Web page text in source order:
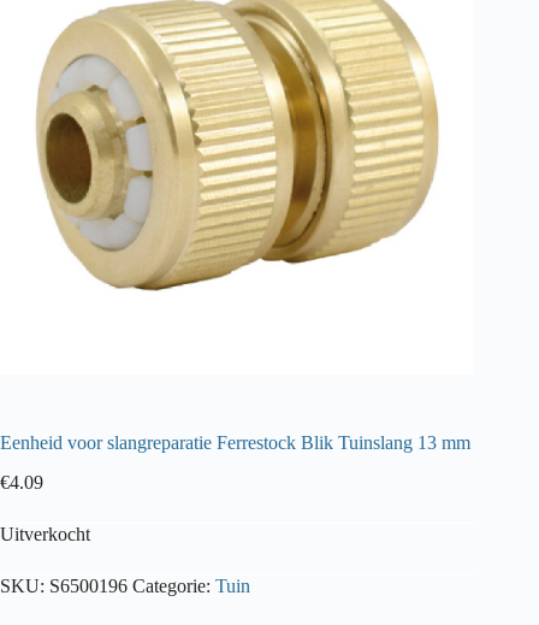
Eenheid voor slangreparatie Ferrestock Blik Tuinslang 13 mm
€4.09
Uitverkocht
SKU: S6500196 Categorie: Tuin